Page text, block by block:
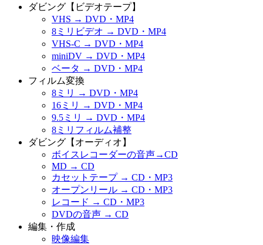
ダビング【ビデオテープ】
VHS → DVD・MP4
8ミリビデオ → DVD・MP4
VHS-C → DVD・MP4
miniDV → DVD・MP4
ベータ → DVD・MP4
フィルム変換
8ミリ → DVD・MP4
16ミリ → DVD・MP4
9.5ミリ → DVD・MP4
8ミリフィルム補整
ダビング【オーディオ】
ボイスレコーダーの音声→CD
MD → CD
カセットテープ → CD・MP3
オープンリール → CD・MP3
レコード → CD・MP3
DVDの音声 → CD
編集・作成
映像編集